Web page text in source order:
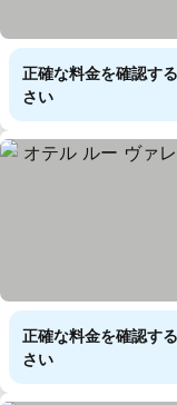
正確な料金を確認す
さい
正確な料金を確認す
さい